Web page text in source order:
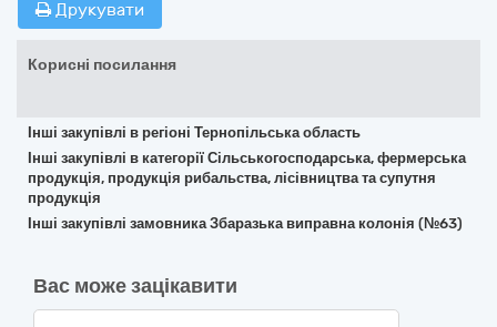
Друкувати
Корисні посилання
Інші закупівлі в регіоні Тернопільська область
Інші закупівлі в категорії Сільськогосподарська, фермерська
продукція, продукція рибальства, лісівництва та супутня
продукція
Інші закупівлі замовника Збаразька виправна колонія (№63)
Вас може зацікавити